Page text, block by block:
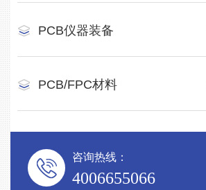
PCB仪器装备
PCB/FPC材料
咨询热线：
4006655066